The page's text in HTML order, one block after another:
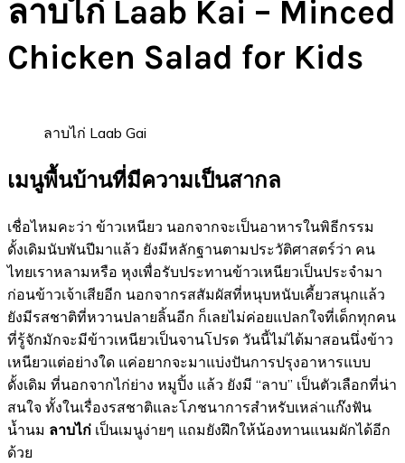
ลาบไก่ Laab Kai – Minced
Chicken Salad for Kids
ลาบไก่ Laab Gai
เมนูพื้นบ้านที่มีความเป็นสากล
เชื่อไหมคะว่า ข้าวเหนียว นอกจากจะเป็นอาหารในพิธีกรรม
ดั้งเดิมนับพันปีมาแล้ว ยังมีหลักฐานตามประวัติศาสตร์ว่า คน
ไทยเราหลามหรือ หุงเพื่อรับประทานข้าวเหนียวเป็นประจำมา
ก่อนข้าวเจ้าเสียอีก นอกจากรสสัมผัสที่หนุบหนับเคี้ยวสนุกแล้ว
ยังมีรสชาติที่หวานปลายลิ้นอีก ก็เลยไม่ค่อยแปลกใจที่เด็กทุกคน
ที่รู้จักมักจะมีข้าวเหนียวเป็นจานโปรด วันนี้ไม่ได้มาสอนนึ่งข้าว
เหนียวแต่อย่างใด แค่อยากจะมาแบ่งปันการปรุงอาหารแบบ
ดั้งเดิม ที่นอกจากไก่ย่าง หมูปิ้ง แล้ว ยังมี “ลาบ” เป็นตัวเลือกที่น่า
สนใจ ทั้งในเรื่องรสชาติและโภชนาการสำหรับเหล่าแก๊งฟัน
น้ำนม ลาบไก่ เป็นเมนูง่ายๆ แถมยังฝึกให้น้องทานแนมผักได้อีก
ด้วย